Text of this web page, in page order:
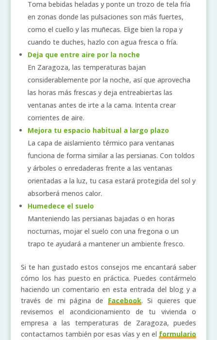
Toma bebidas heladas y ponte un trozo de tela fría
en zonas donde las pulsaciones son más fuertes,
como el cuello y las muñecas. Elige bien la ropa y
cuando te duches, hazlo con agua fresca o fría.
Deja que entre aire por la noche
En Zaragoza, las temperaturas bajan
considerablemente por la noche, así que aprovecha
las horas más frescas y deja entreabiertas las
ventanas antes de irte a la cama. Intenta crear
corrientes de aire.
Mejora tu espacio habitual a largo plazo
La capa de aislamiento térmico para ventanas
funciona de forma similar a las persianas. Con toldos
y árboles o enredaderas frente a las ventanas
orientadas a la luz, tu casa estará protegida del sol y
absorberá menos calor.
Humedece el suelo
Manteniendo las persianas bajadas o en horas
nocturnas, mojar el suelo con una fregona o un
trapo te ayudará a mantener un ambiente fresco.
Si te han gustado estos consejos me encantará saber
cómo los has puesto en práctica. Puedes contármelo
haciendo un comentario en esta entrada del blog y a
través de mi página de Facebook. Si quieres que
revisemos el acondicionamiento de tu vivienda o
empresa a las temperaturas de Zaragoza, puedes
contactarnos también por esas vías y en elformulario